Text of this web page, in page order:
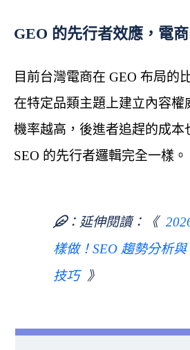
GEO 的先行者效應，電
目前台灣電商在 GEO 布局的
在特定品類主題上建立內容權
機率越高，後進者追趕的成
SEO 的先行者邏輯完全一樣。
延伸閱讀：《
樣做！SEO 趨勢分析
技巧 》